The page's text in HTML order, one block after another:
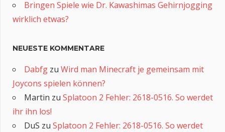
Bringen Spiele wie Dr. Kawashimas Gehirnjogging
wirklich etwas?
NEUESTE KOMMENTARE
Dabfg zu Wird man Minecraft je gemeinsam mit
Joycons spielen können?
Martin zu Splatoon 2 Fehler: 2618-0516. So werdet
ihr ihn los!
DuS zu Splatoon 2 Fehler: 2618-0516. So werdet